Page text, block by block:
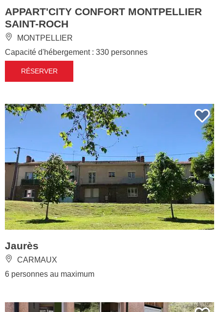
APPART'CITY CONFORT MONTPELLIER
SAINT-ROCH
MONTPELLIER
Capacité d'hébergement : 330 personnes
RÉSERVER
Jaurès
CARMAUX
6 personnes au maximum